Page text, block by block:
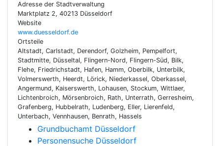
Adresse der Stadtverwaltung
Marktplatz 2, 40213 Düsseldorf
Website
www.duesseldorf.de
Ortsteile
Altstadt, Carlstadt, Derendorf, Golzheim, Pempelfort,
Stadtmitte, Düsseltal, Flingern-Nord, Flingern-Süd, Bilk,
Flehe, Friedrichstadt, Hafen, Hamm, Oberbilk, Unterbilk,
Volmerswerth, Heerdt, Lörick, Niederkassel, Oberkassel,
Angermund, Kaiserswerth, Lohausen, Stockum, Wittlaer,
Lichtenbroich, Mörsenbroich, Rath, Unterrath, Gerresheim,
Grafenberg, Hubbelrath, Ludenberg, Eller, Lierenfeld,
Unterbach, Vennhausen, Benrath, Hassels
Grundbuchamt Düsseldorf
Personensuche Düsseldorf